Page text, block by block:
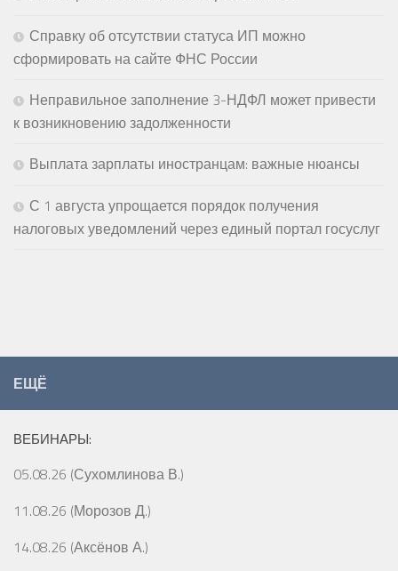
Справку об отсутствии статуса ИП можно
сформировать на сайте ФНС России
Неправильное заполнение 3-НДФЛ может привести
к возникновению задолженности
Выплата зарплаты иностранцам: важные нюансы
С 1 августа упрощается порядок получения
налоговых уведомлений через единый портал госуслуг
ЕЩЁ
ВЕБИНАРЫ:
05.08.26 (Сухомлинова В.)
11.08.26 (Морозов Д.)
14.08.26 (Аксёнов А.)